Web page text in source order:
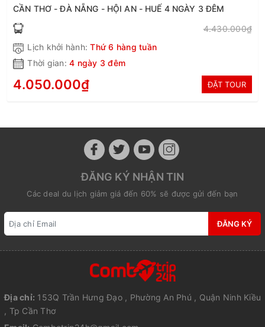
CẦN THƠ - ĐÀ NẴNG - HỘI AN - HUẾ 4 NGÀY 3 ĐÊM
4.430.000₫
Lịch khởi hành:Thứ 6 hàng tuần
Thời gian: 4 ngày 3 đêm
4.050.000₫ ĐẶT TOUR
ĐĂNG KÝ NHẬN TIN
Các deal du lịch giảm giá đến 60% sẽ được gửi đến bạn
ĐĂNG KÝ
Địa chỉ: 153Q Trần Hưng Đạo , Phường An Phú , Quận Ninh Kiều
, Tp Cần Thơ